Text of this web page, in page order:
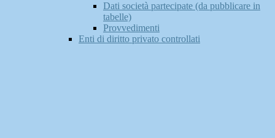
Dati società partecipate (da pubblicare in
tabelle)
Provvedimenti
Enti di diritto privato controllati